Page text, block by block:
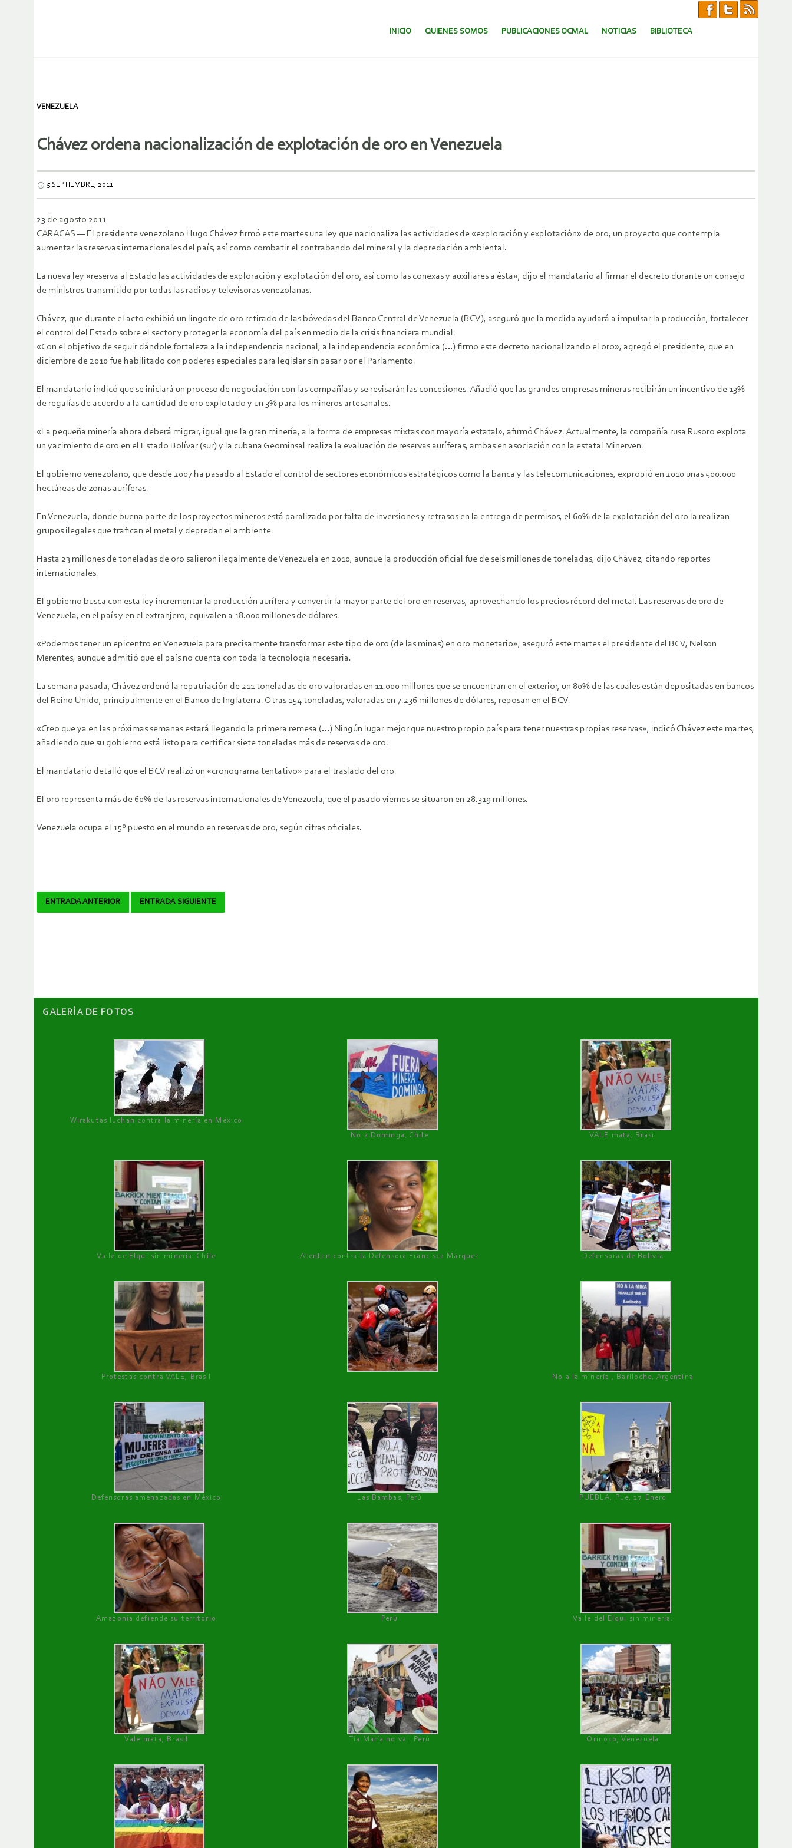
SALTAR AL CONTENIDO.
INICIO QUIENES SOMOS PUBLICACIONES OCMAL NOTICIAS BIBLIOTECA
VENEZUELA
Chávez ordena nacionalización de explotación de oro en Venezuela
5 SEPTIEMBRE, 2011
23 de agosto 2011
CARACAS — El presidente venezolano Hugo Chávez firmó este martes una ley que nacionaliza las actividades de «exploración y explotación» de oro, un proyecto que contempla
aumentar las reservas internacionales del país, así como combatir el contrabando del mineral y la depredación ambiental.
La nueva ley «reserva al Estado las actividades de exploración y explotación del oro, así como las conexas y auxiliares a ésta», dijo el mandatario al firmar el decreto durante un consejo
de ministros transmitido por todas las radios y televisoras venezolanas.
Chávez, que durante el acto exhibió un lingote de oro retirado de las bóvedas del Banco Central de Venezuela (BCV), aseguró que la medida ayudará a impulsar la producción, fortalecer
el control del Estado sobre el sector y proteger la economía del país en medio de la crisis financiera mundial.
«Con el objetivo de seguir dándole fortaleza a la independencia nacional, a la independencia económica (…) firmo este decreto nacionalizando el oro», agregó el presidente, que en
diciembre de 2010 fue habilitado con poderes especiales para legislar sin pasar por el Parlamento.
El mandatario indicó que se iniciará un proceso de negociación con las compañías y se revisarán las concesiones. Añadió que las grandes empresas mineras recibirán un incentivo de 13%
de regalías de acuerdo a la cantidad de oro explotado y un 3% para los mineros artesanales.
«La pequeña minería ahora deberá migrar, igual que la gran minería, a la forma de empresas mixtas con mayoría estatal», afirmó Chávez. Actualmente, la compañía rusa Rusoro explota
un yacimiento de oro en el Estado Bolívar (sur) y la cubana Geominsal realiza la evaluación de reservas auríferas, ambas en asociación con la estatal Minerven.
El gobierno venezolano, que desde 2007 ha pasado al Estado el control de sectores económicos estratégicos como la banca y las telecomunicaciones, expropió en 2010 unas 500.000
hectáreas de zonas auríferas.
En Venezuela, donde buena parte de los proyectos mineros está paralizado por falta de inversiones y retrasos en la entrega de permisos, el 60% de la explotación del oro la realizan
grupos ilegales que trafican el metal y depredan el ambiente.
Hasta 23 millones de toneladas de oro salieron ilegalmente de Venezuela en 2010, aunque la producción oficial fue de seis millones de toneladas, dijo Chávez, citando reportes
internacionales.
El gobierno busca con esta ley incrementar la producción aurífera y convertir la mayor parte del oro en reservas, aprovechando los precios récord del metal. Las reservas de oro de
Venezuela, en el país y en el extranjero, equivalen a 18.000 millones de dólares.
«Podemos tener un epicentro en Venezuela para precisamente transformar este tipo de oro (de las minas) en oro monetario», aseguró este martes el presidente del BCV, Nelson
Merentes, aunque admitió que el país no cuenta con toda la tecnología necesaria.
La semana pasada, Chávez ordenó la repatriación de 211 toneladas de oro valoradas en 11.000 millones que se encuentran en el exterior, un 80% de las cuales están depositadas en bancos
del Reino Unido, principalmente en el Banco de Inglaterra. Otras 154 toneladas, valoradas en 7.236 millones de dólares, reposan en el BCV.
«Creo que ya en las próximas semanas estará llegando la primera remesa (…) Ningún lugar mejor que nuestro propio país para tener nuestras propias reservas», indicó Chávez este martes,
añadiendo que su gobierno está listo para certificar siete toneladas más de reservas de oro.
El mandatario detalló que el BCV realizó un «cronograma tentativo» para el traslado del oro.
El oro representa más de 60% de las reservas internacionales de Venezuela, que el pasado viernes se situaron en 28.319 millones.
Venezuela ocupa el 15º puesto en el mundo en reservas de oro, según cifras oficiales.
Navegador
ENTRADA ANTERIOR ENTRADA SIGUIENTE
GALERÌA DE FOTOS
Wirakutas luchan contra la minería en México
No a Dominga, Chile
VALE mata, Brasil
Valle de Elqui sin minería. Chile Atentan contra la Defensora Francisca Márquez Defensoras de Bolivia
Protestas contra VALE, Brasil No a la minería , Bariloche, Argentina
Defensoras amenazadas en México Las Bambas, Perú PUEBLA, Pue, 27 Enero
Amazonía defiende su territorio Perú Valle del Elqui sin minería.
Vale mata, Brasil Tía María no va ! Perú Orinoco, Venezuela